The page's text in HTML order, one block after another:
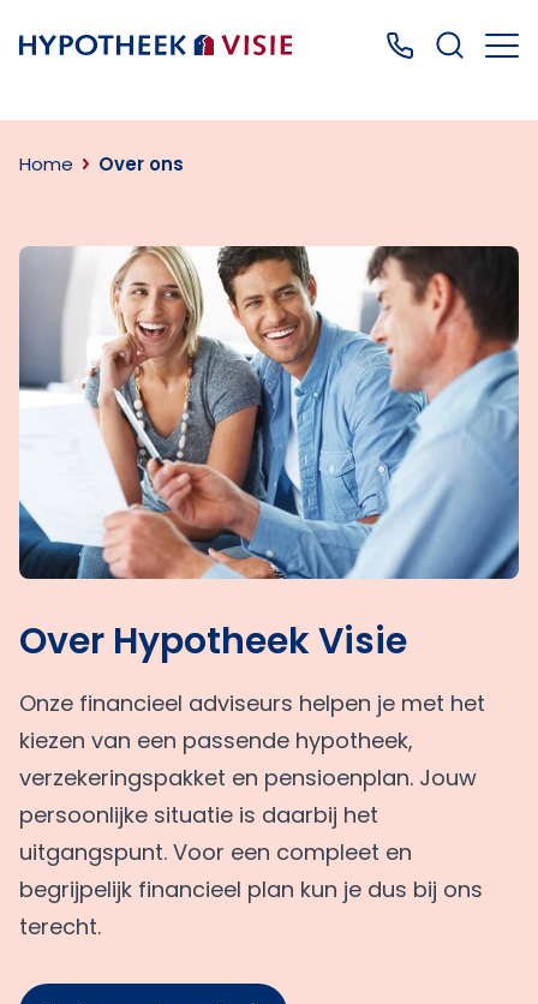
Terug naar home Bel ons: 0499
Home Over ons
Over Hypotheek Visie
Onze financieel adviseurs helpen je met het
kiezen van een passende hypotheek,
verzekeringspakket en pensioenplan. Jouw
persoonlijke situatie is daarbij het
uitgangspunt. Voor een compleet en
begrijpelijk financieel plan kun je dus bij ons
terecht.